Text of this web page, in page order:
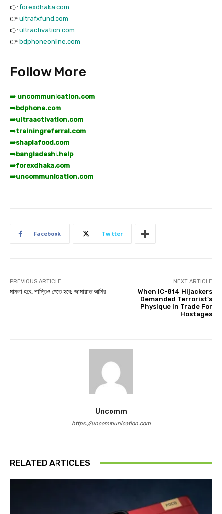
👉 forexdhaka.com
👉 ultrafxfund.com
👉 ultractivation.com
👉 bdphoneonline.com
Follow More
➡️ uncommunication.com
➡️bdphone.com
➡️ultraactivation.com
➡️trainingreferral.com
➡️shaplafood.com
➡️bangladeshi.help
➡️forexdhaka.com
➡️uncommunication.com
Facebook Twitter
PREVIOUS ARTICLE
মামলা হবে, শাস্তিও পেতে হবে: জামায়াত আমির
NEXT ARTICLE
When IC-814 Hijackers
Demanded Terrorist’s
Physique In Trade For
Hostages
Uncomm
https://uncommunication.com
RELATED ARTICLES